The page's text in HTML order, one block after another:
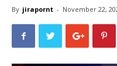
By jirapornt - November 22,